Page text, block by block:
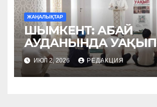
ЖАҢАЛЫҚТАР
ШЫМКЕНТ: АБАЙ
АУДАНЫНДА УАҚЫП
НАСИХАТТАЛДЫ
ИЮЛ 2, 2026 РЕДАКЦИЯ